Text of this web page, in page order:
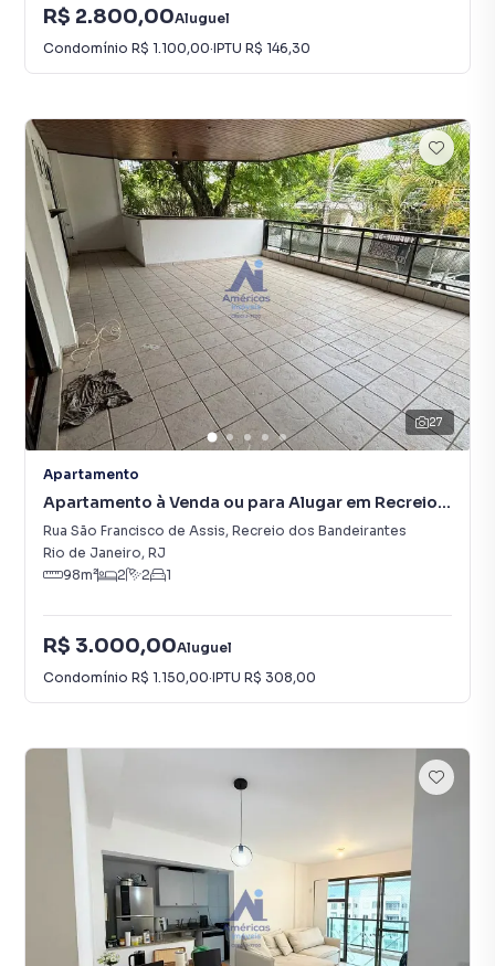
R$ 2.800,00Aluguel
Condomínio R$ 1.100,00·IPTU R$ 146,30
27
Apartamento
Apartamento à Venda ou para Alugar em Recreio
dos Bandeirantes
Rua São Francisco de Assis, Recreio dos Bandeirantes
Rio de Janeiro, RJ
98m² 2 2 1
R$ 3.000,00Aluguel
Condomínio R$ 1.150,00·IPTU R$ 308,00